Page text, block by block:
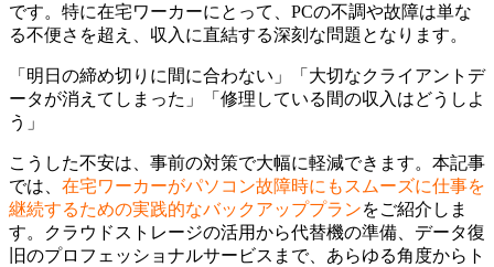
です。特に在宅ワーカーにとって、PCの不調や故障は単な
る不便さを超え、収入に直結する深刻な問題となります。
「明日の締め切りに間に合わない」「大切なクライアントデ
ータが消えてしまった」「修理している間の収入はどうしよ
う」
こうした不安は、事前の対策で大幅に軽減できます。本記事
では、 在宅ワーカーがパソコン故障時にもスムーズに仕事を
継続するための実践的なバックアッププランをご紹介しま
す。クラウドストレージの活用から代替機の準備、データ復
旧のプロフェッショナルサービスまで、あらゆる角度からト